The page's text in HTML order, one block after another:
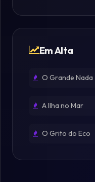
Em Alta
O Grande Nada
A Ilha no Mar
O Grito do Eco